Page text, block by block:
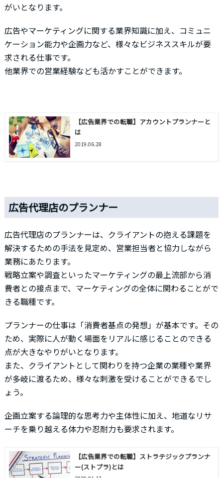
がいとなります。
広告やマーケティングに関する業界知識に加え、コミュニ
ケーション能力や企画力など、様々なビジネススキルが要
求される仕事です。
他業界での営業経験なども活かすことができます。
【広告業界での転職】アカウントプランナーと
は
2019.06.28
広告代理店のプランナー
広告代理店のプランナーは、クライアントの抱える課題を
解決するための手法を見定め、営業担当者と協力しながら
業務にあたります。
戦略立案や調査といったマーケティングの最上流部から消
費者との接点まで、マーケティングの全体に関わることがで
きる職種です。
プランナーの仕事は「消費者基点の発想」が基本です。その
ため、実際に人が動く場面をリアルに感じることのできる
点が大きなやりがいとなります。
また、クライアントとして関わりを持つ企業の業種や業界
が多岐に渡るため、様々な刺激を受けることができるでし
ょう。
企画立案する論理的な思考力や主体性に加え、地道なリサ
ーチを乗り越える体力や忍耐力も要求されます。
【広告業界での転職】ストラテジックプランナ
ー(ストプラ)とは